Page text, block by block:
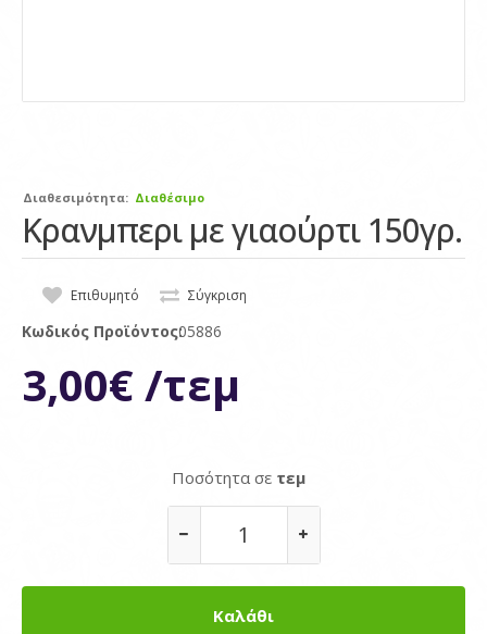
Διαθεσιμότητα: Διαθέσιμο
Κρανμπερι με γιαούρτι 150γρ.
Επιθυμητό Σύγκριση
Κωδικός Προϊόντος:05886
3,00€ /τεμ
Ποσότητα σε τεμ